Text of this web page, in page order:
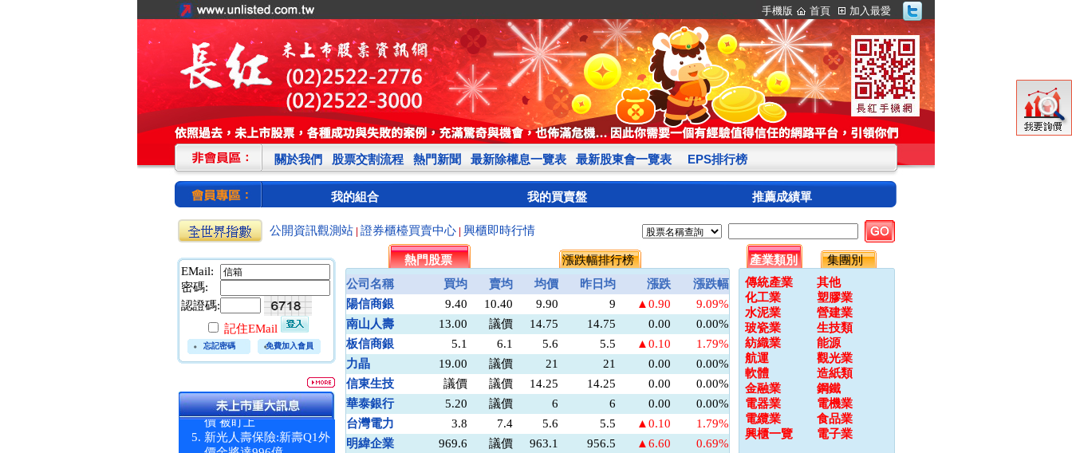
手機版 首頁 加入最愛
關於我們 股票交割流程 熱門新聞 最新除權息一覽表 最新股東會一覽表 EPS排行榜
我的組合 我的買賣盤 推薦成績單
公開資訊觀測站 證券櫃檯買賣中心 興櫃即時行情
EMail:
密碼:
認證碼:
記住EMail
忘記密碼 免費加入會員
富邦產險:金控雙雄犀利
前四月大賺
新光人壽保險:五壽險增
97% 衝1,016億元
統一投信:主動式ETF溢
價 被盯上
新光人壽保險:新壽Q1外
價金將達996億
熱門股票
漲跌幅排行榜
公司名稱
買均 賣均 均價 昨日均 漲跌
漲跌幅
陽信商銀
9.40 10.40 9.90 9 ▲0.90
9.09%
南山人壽
13.00 議價 14.75 14.75 0.00
0.00%
板信商銀
5.1 6.1 5.6 5.5 ▲0.10
1.79%
力晶
19.00 議價 21 21 0.00
0.00%
信東生技
議價 議價 14.25 14.25 0.00
0.00%
華泰銀行
5.20 議價 6 6 0.00
0.00%
台灣電力
3.8 7.4 5.6 5.5 ▲0.10
1.79%
明緯企業
969.6 議價 963.1 956.5 ▲6.60
0.69%
產業類別
集團別
傳統產業
其他
化工業
塑膠業
水泥業
營建業
玻瓷業
生技類
紡織業
能源
航運
觀光業
軟體
造紙類
金融業
鋼鐵
電器業
電機業
電纜業
食品業
興櫃一覽
電子業